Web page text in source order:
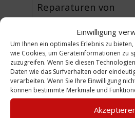
Einwilligung
Um Ihnen ein optimales Erlebnis zu
wie Cookies, um Geräteinformationen zu
zuzugreifen. Wenn Sie diesen
Daten wie das Surfverhalten oder
verarbeiten. Wenn Sie Ihre Einwilligung
können bestimmte Merkmale und
Reparaturen von
Ende der Annonce
dass auch
(WE)